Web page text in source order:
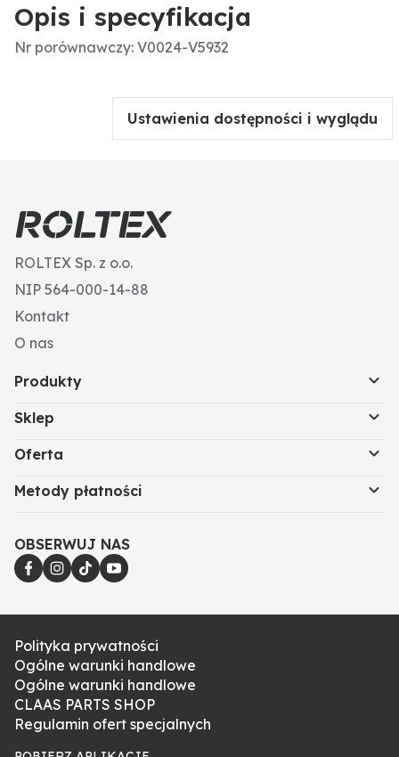
Opis i specyfikacja
Nr porównawczy: V0024-V5932
Ustawienia dostępności i wyglądu
ROLTEX Sp. z o.o.
NIP 564-000-14-88
Kontakt
O nas
Produkty
Sklep
Oferta
Metody płatności
OBSERWUJ NAS
Polityka prywatności
Ogólne warunki handlowe
Ogólne warunki handlowe
CLAAS PARTS SHOP
Regulamin ofert specjalnych